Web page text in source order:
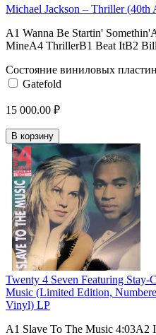
Michael Jackson – Thriller (40th
A1 Wanna Be Startin'
MineA4 ThrillerB1 Beat ItB2
Состояние виниловых
Gatefold
15 000.00 ₽
В корзину
Twenty 4 Seven Featuring Stay-
Music (Limited Edition,
Vinyl) LP
A1 Slave To The Music 4:03A2